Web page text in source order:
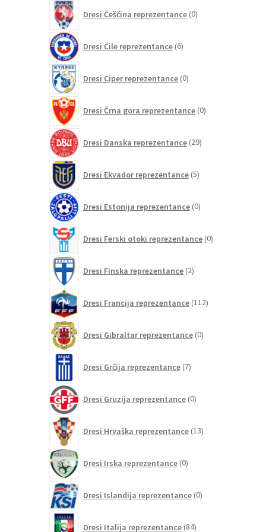
Dresi Češčina reprezentance 0izdelkov
Dresi Čile reprezentance 6izdelkov
Dresi Ciper reprezentance 0izdelkov
Dresi Črna gora reprezentance 0izdelkov
Dresi Danska reprezentance 29izdelkov
Dresi Ekvador reprezentance 5izdelkov
Dresi Estonija reprezentance 0izdelkov
Dresi Ferski otoki reprezentance 0izdelkov
Dresi Finska reprezentance 2izdelka
Dresi Francija reprezentance 112izdelkov
Dresi Gibraltar reprezentance 0izdelkov
Dresi Grčija reprezentance 7izdelkov
Dresi Gruzija reprezentance 0izdelkov
Dresi Hrvaška reprezentance 13izdelkov
Dresi Irska reprezentance 0izdelkov
Dresi Islandija reprezentance 0izdelkov
Dresi Italija reprezentance 84